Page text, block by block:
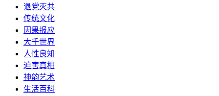
退党灭共
传统文化
因果报应
大千世界
人性良知
迫害真相
神韵艺术
生活百科